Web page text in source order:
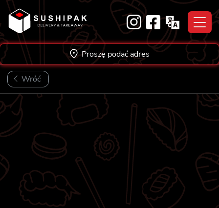
Skip
content
Proszę podać adres
Wróć